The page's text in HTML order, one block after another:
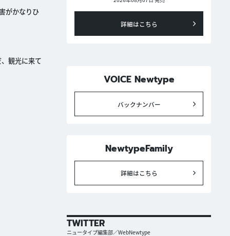
がかなりひ
観光に来て
詳細はこちら
VOICE Newtype
バックナンバー
NewtypeFamily
詳細はこちら
TWITTER
ニュータイプ編集部／WebNewtype